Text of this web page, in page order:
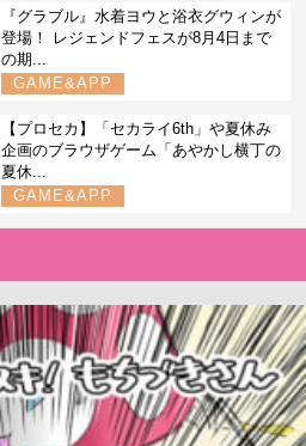
『グラブル』水着ヨウと浴衣グウィンが
登場！ レジェンドフェスが8月4日まで
の期...
GAME&APP
【プロセカ】「セカライ6th」や夏休み
企画のブラウザゲーム「あやかし横丁の
夏休...
GAME&APP